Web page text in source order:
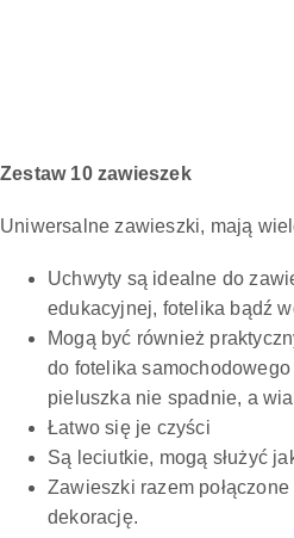
Zestaw 10 zawieszek
Uniwersalne zawieszki, mają
Uchwyty są idealne do
edukacyjnej, fotelika bądź
Mogą być również
do fotelika
pieluszka nie spadnie, a
Łatwo się je czyści
Są leciutkie, mogą służyć
Zawieszki razem
dekorację.